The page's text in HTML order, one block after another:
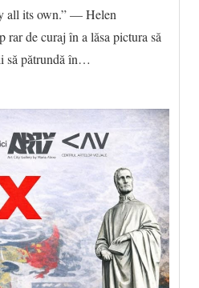
all its own.” — Helen
rar de curaj în a lăsa pictura să
să pătrundă în…